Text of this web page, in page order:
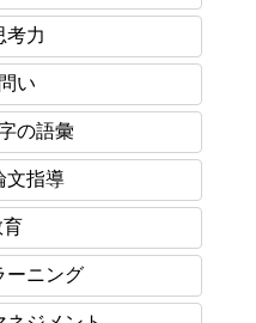
考力
い
の語彙
文指導
育
ーニング